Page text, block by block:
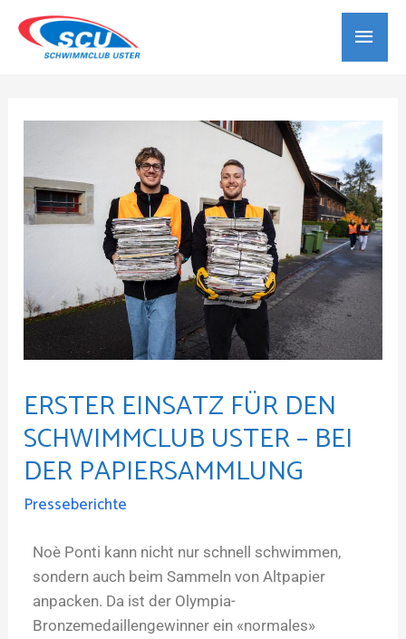
ERSTER EINSATZ FÜR DEN
SCHWIMMCLUB USTER – BEI
DER PAPIERSAMMLUNG
Presseberichte
Noè Ponti kann nicht nur schnell schwimmen,
sondern auch beim Sammeln von Altpapier
anpacken. Da ist der Olympia-
Bronzemedaillengewinner ein «normales»